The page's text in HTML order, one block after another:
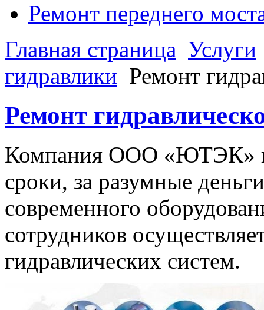
Ремонт переднего
Главная страница Услуги
гидравлики Ремонт
Ремонт
Компания ООО «ЮТЭК»
сроки, за разумные
современного
сотрудников
гидравлических систем.